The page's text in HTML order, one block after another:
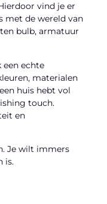
vind je er
met de wereld van
bulb, armatuur
echte
materialen
huis hebt vol
touch.
en
Je wilt immers
is.